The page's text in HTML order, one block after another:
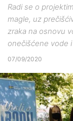
Radi se o
magle, uz
zraka na osnovu
onečišćene vode
07/09/2020